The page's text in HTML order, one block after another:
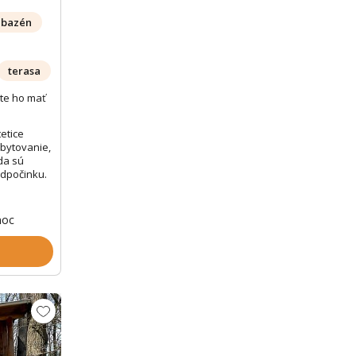
bazén
terasa
ho mať
sú